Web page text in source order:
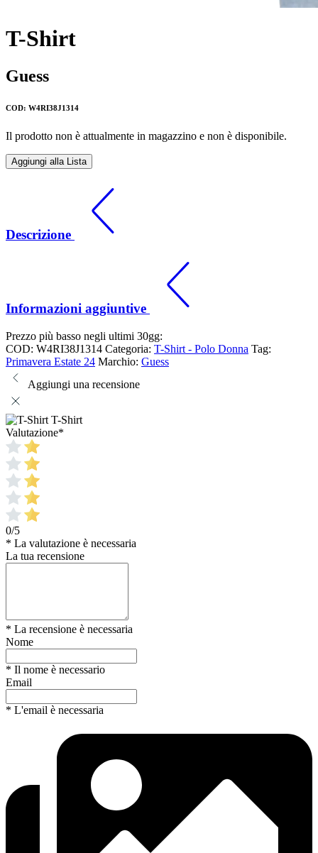
T-Shirt
Guess
COD: W4RI38J1314
Il prodotto non è attualmente in magazzino e non è disponibile.
Aggiungi alla Lista
Descrizione
Informazioni aggiuntive
Prezzo più basso negli ultimi 30gg:
COD: W4RI38J1314 Categoria: T-Shirt - Polo Donna Tag:
Primavera Estate 24 Marchio: Guess
Aggiungi una recensione
T-Shirt
Valutazione*
0/5
* La valutazione è necessaria
La tua recensione
* La recensione è necessaria
Nome
* Il nome è necessario
Email
* L'email è necessaria